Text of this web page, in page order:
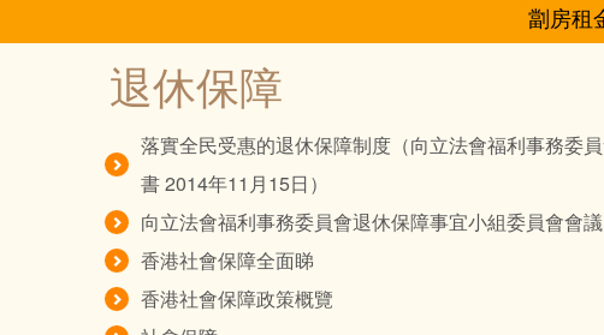
導
劏房租
退休保障
落實全民受惠的退休保障制度（向立法會福利事務委
書 2014年11月15日）
向立法會福利事務委員會退休保障事宜小組委員會會
香港社會保障全面睇
香港社會保障政策概覽